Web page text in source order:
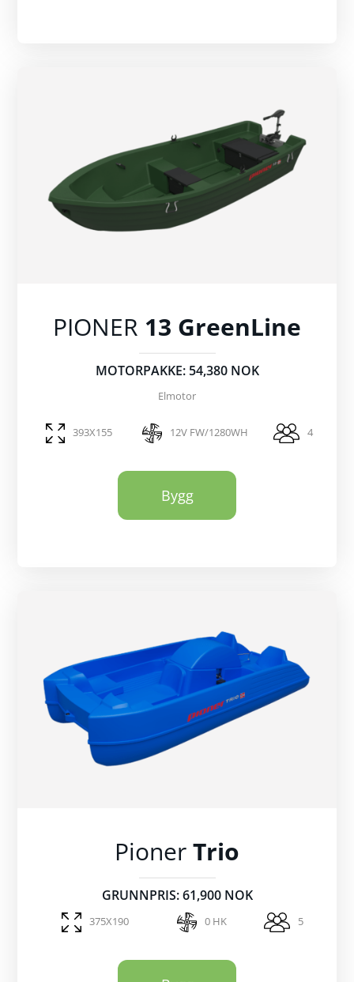
PIONER 13 GreenLine
MOTORPAKKE: 54,380 NOK
Elmotor
393X155 12V FW/1280WH 4
Bygg
PionerTrio
GRUNNPRIS: 61,900 NOK
375X190 0 HK 5